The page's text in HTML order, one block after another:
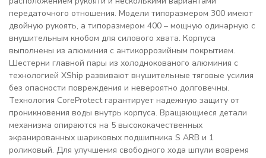
передаточного отношения. Модели типоразмером 300 имеют
двойную рукоять, а типоразмером 400 – мощную одинарную с
внушительным кнобом для силового хвата. Корпуса
выполнены из алюминия с антикоррозийным покрытием.
Шестерни главной пары из холоднокованого алюминия с
технологией XShip развивают внушительные тяговые усилия
без опасности повреждения и невероятно долговечны.
Технология CoreProtect гарантирует надежную защиту от
проникновения воды внутрь корпуса. Вращающиеся детали
механизма опираются на 5 высококачественных
экранированных шариковых подшипника S ARB и 1
роликовый. Для улучшения свободного хода шпули вовремя